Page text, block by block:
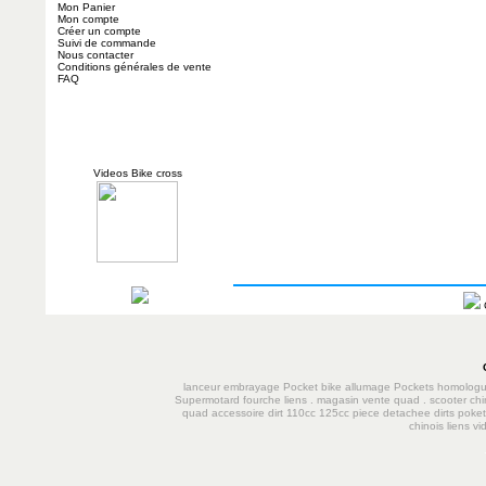
Mon Panier
Mon compte
Créer un compte
Suivi de commande
Nous contacter
Conditions générales de vente
FAQ
Videos Bike cross
lanceur embrayage Pocket bike allumage Pockets
Supermotard fourche liens magasin vente quad
scooter
quad accessoire dirt 110cc 125cc piece detachee dirts
chinois liens